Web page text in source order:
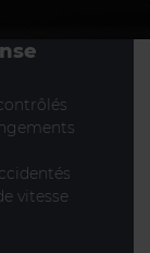
vitesse